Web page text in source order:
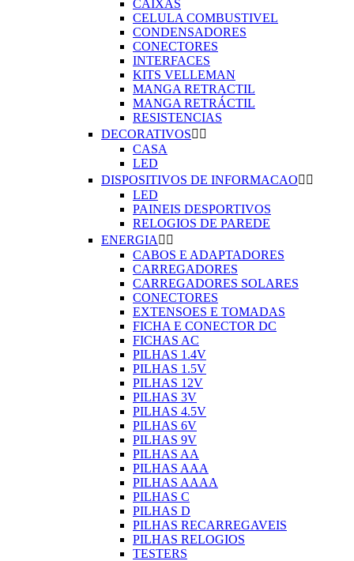
CAIXAS
CELULA COMBUSTIVEL
CONDENSADORES
CONECTORES
INTERFACES
KITS VELLEMAN
MANGA RETRACTIL
MANGA RETRÁCTIL
RESISTENCIAS
DECORATIVOS 
CASA
LED
DISPOSITIVOS DE INFORMACAO 
LED
PAINEIS DESPORTIVOS
RELOGIOS DE PAREDE
ENERGIA  
CABOS E ADAPTADORES
CARREGADORES
CARREGADORES SOLARES
CONECTORES
EXTENSOES E TOMADAS
FICHA E CONECTOR DC
FICHAS AC
PILHAS 1.4V
PILHAS 1.5V
PILHAS 12V
PILHAS 3V
PILHAS 4.5V
PILHAS 6V
PILHAS 9V
PILHAS AA
PILHAS AAA
PILHAS AAAA
PILHAS C
PILHAS D
PILHAS RECARREGAVEIS
PILHAS RELOGIOS
TESTERS